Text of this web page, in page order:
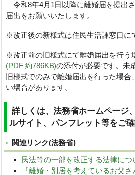
令和8年4月1日以降に離婚届を提出
届出をお願いいたします。
※改正後の新様式は住民生活課窓口に
※改正前の旧様式にて離婚届出を行う
(PDF 約786KB)の添付が必要です。未
旧様式でのみで離婚届出を行った場合
い場合があります。
詳しくは、法務省ホームページ
ルサイト、パンフレット等をご確
関連リンク(法務省)
民法等の一部を改正する法律につ
「離婚・別居を考えているお父